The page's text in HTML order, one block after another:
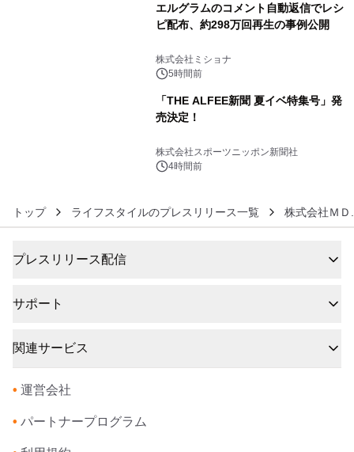
エルグラムのコメント自動返信でレシ
ピ配布、約298万回再生の事例公開
株式会社ミショナ
5時間前
「THE ALFEE新聞 夏イベ特集号」発
売決定！
株式会社スポーツニッポン新聞社
4時間前
トップ ライフスタイルのプレスリリース一覧 株式会社ＭＤ
プレスリリース配信
サポート
関連サービス
• 運営会社
• パートナープログラム